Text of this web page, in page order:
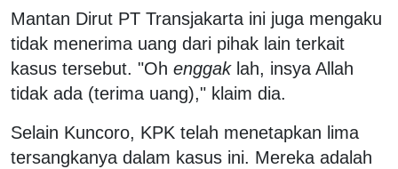
Mantan Dirut PT Transjakarta ini juga mengaku
tidak menerima uang dari pihak lain terkait
kasus tersebut. "Oh enggaklah, insya Allah
tidak ada (terima uang)," klaim dia.
Selain Kuncoro, KPK telah menetapkan lima
tersangkanya dalam kasus ini. Mereka adalah